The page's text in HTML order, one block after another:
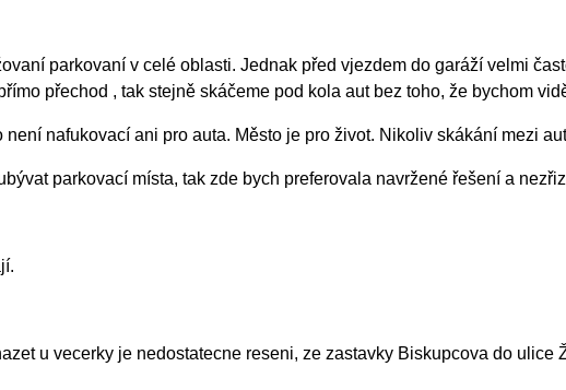
parkovaní v celé oblasti. Jednak před vjezdem do garáží velmi
přechod , tak stejně skáčeme pod kola aut bez toho, že bychom
nafukovací ani pro auta. Město je pro život. Nikoliv skákání mezi
parkovací místa, tak zde bych preferovala navržené řešení a
u vecerky je nedostatecne reseni, ze zastavky Biskupcova do ulice